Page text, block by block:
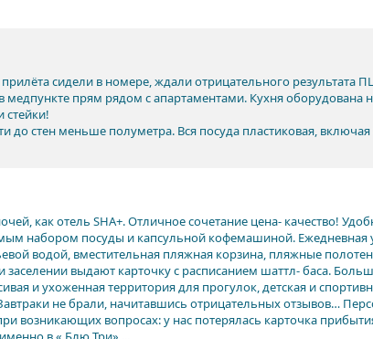
сидели в номере, ждали отрицательного результата
медпункте прям рядом с апартаментами. Кухня оборудована
стейки!
до стен меньше полуметра. Вся посуда пластиковая,
как отель SHA+. Отличное сочетание цена- качество!
набором посуды и капсульной кофемашиной. Ежедневная
водой, вместительная пляжная корзина, пляжные
выдают карточку с расписанием шаттл- баса.
и ухоженная территория для прогулок, детская и
не брали, начитавшись отрицательных отзывов…
возникающих вопросах: у нас потерялась карточка